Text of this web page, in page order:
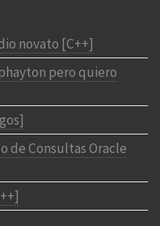
novato [C++]
pero quiero
de Consultas Oracle